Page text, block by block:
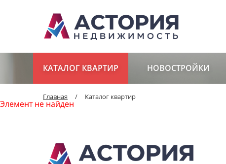
КАТАЛОГ КВАРТИР НОВОСТРОЙКИ
Главная / Каталог квартир
Элемент не найден